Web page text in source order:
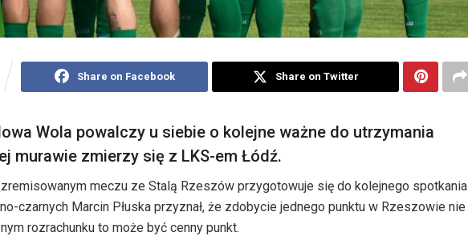
Share on Facebook Share on Twitter
Wola powalczy u siebie o kolejne ważne do utrzymania
murawie zmierzy się z LKS-em Łódź.
meczu ze Stalą Rzeszów przygotowuje się do kolejnego spotkania
czarnych Marcin Płuska przyznał, że zdobycie jednego punktu w Rzeszowie nie
rozrachunku to może być cenny punkt.